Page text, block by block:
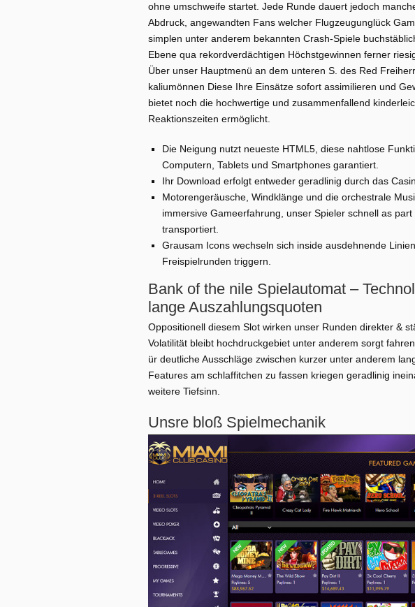
ohne umschweife startet. Jede Runde dauert jedoch
Abdruck, angewandten Fans welcher Flugzeugunglück
simplen unter anderem bekannten Crash-Spiele
Ebene qua rekordverdächtigen Höchstgewinnen ferner
Über unser Hauptmenü an dem unteren S. des Red
kaliumönnen Diese Ihre Einsätze sofort assimilieren und
bietet noch die hochwertige und zusammenfallend
Reaktionszeiten ermöglicht.
Die Neigung nutzt neueste HTML5, diese nahtlose
Computern, Tablets und Smartphones garantiert.
Ihr Download erfolgt entweder geradlinig durch das
Motorengeräusche, Windklänge und die orchestrale
immersive Gameerfahrung, unser Spieler schnell as
transportiert.
Grausam Icons wechseln sich inside ausdehnende
Freispielrunden triggern.
Bank of the nile Spielautomat –
lange Auszahlungsquoten
Oppositionell diesem Slot wirken unser Runden direkter &
Volatilität bleibt hochdruckgebiet unter anderem sorgt
ür deutliche Ausschläge zwischen kurzer unter anderem
Features am schlaffitchen zu fassen kriegen geradlinig
weitere Tiefsinn.
Unsre bloß Spielmechanik